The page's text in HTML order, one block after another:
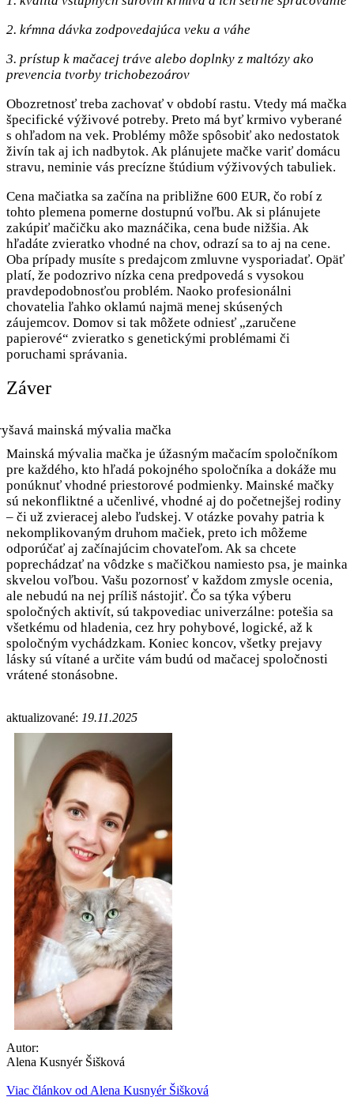
2. kŕmna dávka zodpovedajúca veku a váhe
3. prístup k mačacej tráve alebo doplnky z maltózy ako
prevencia tvorby trichobezoárov
Obozretnosť treba zachovať v období rastu. Vtedy má mačka
špecifické výživové potreby. Preto má byť krmivo vyberané
s ohľadom na vek. Problémy môže spôsobiť ako nedostatok
živín tak aj ich nadbytok. Ak plánujete mačke variť domácu
stravu, neminie vás precízne štúdium výživových tabuliek.
Cena mačiatka sa začína na približne 600 EUR, čo robí z
tohto plemena pomerne dostupnú voľbu. Ak si plánujete
zakúpiť mačičku ako maznáčika, cena bude nižšia. Ak
hľadáte zvieratko vhodné na chov, odrazí sa to aj na cene.
Oba prípady musíte s predajcom zmluvne vysporiadať. Opäť
platí, že podozrivo nízka cena predpovedá s vysokou
pravdepodobnosťou problém. Naoko profesionálni
chovatelia ľahko oklamú najmä menej skúsených
záujemcov. Domov si tak môžete odniesť „zaručene
papierové“ zvieratko s genetickými problémami či
poruchami správania.
Záver
Mainská mývalia mačka je úžasným mačacím spoločníkom
pre každého, kto hľadá pokojného spoločníka a dokáže mu
ponúknuť vhodné priestorové podmienky. Mainské mačky
sú nekonfliktné a učenlivé, vhodné aj do početnejšej rodiny
– či už zvieracej alebo ľudskej. V otázke povahy patria k
nekomplikovaným druhom mačiek, preto ich môžeme
odporúčať aj začínajúcim chovateľom. Ak sa chcete
poprechádzať na vôdzke s mačičkou namiesto psa, je mainka
skvelou voľbou. Vašu pozornosť v každom zmysle ocenia,
ale nebudú na nej príliš nástojiť. Čo sa týka výberu
spoločných aktivít, sú takpovediac univerzálne: potešia sa
všetkému od hladenia, cez hry pohybové, logické, až k
spoločným vychádzkam. Koniec koncov, všetky prejavy
lásky sú vítané a určite vám budú od mačacej spoločnosti
vrátené stonásobne.
aktualizované: 19.11.2025
Autor:
Alena Kusnyér Šišková
Viac článkov od Alena Kusnyér Šišková